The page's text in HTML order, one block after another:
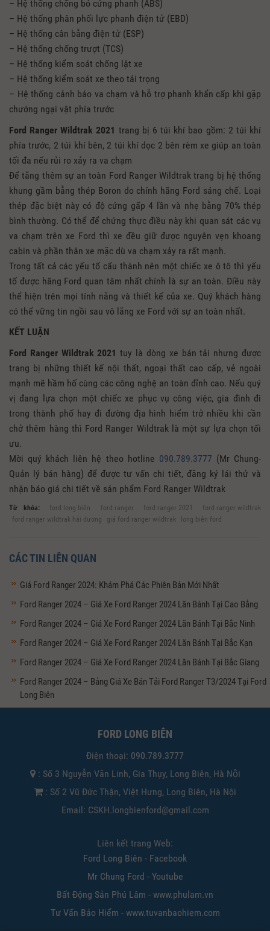
– Hệ thống chống bó cứng phanh (ABS)
– Hệ thống phân phối lực phanh điện tử (EBD)
– Hệ thống cân bằng điện tử (ESP)
– Hệ thống chống trượt (TCS)
– Hệ thống kiểm soát chống lật xe
– Hệ thống kiểm soát xe theo tải trọng
– Hệ thống cảnh báo va chạm và hỗ trợ phanh khẩn cấp khi gặp
chướng ngại vật phía trước
Ford Ranger Wildtrak 2021 trang bị 6 túi khí bao gồm: 2 túi khí
phía trước, 2 túi khí bên, 2 túi khí dọc 2 bên rèm xe giúp an toàn
tối đa nếu rủi ro xảy ra va chạm
Để tăng thêm sự an toàn Ford Ranger Wildtrak trang bị hệ thống
khung gầm bằng thép Boron do chính hãng Ford sáng chế. Loại
thép đặc biệt này có độ cứng gấp 4 lần và nhẹ bằng 70% thép
bình thường. Có thể để chứng thực điều này khi quan sát các vụ
va chạm trên xe Ford thì xe đều giữ được nguyên vẹn khoang
cabin và phần thân xe mặc dù va chạm xảy ra rất mạnh.
Trong tất cả các yếu tố cấu thành nên một chiếc xe ô tô thì yếu
tố được hãng Ford quan tâm nhất chính là sự an toàn. Điều này
thể hiện trên mọi tính năng và thiết kế của xe. Quý khách hàng
có thể vững tin ngồi sau vô lăng xe Ford với sự an toàn nhất.
KẾT LUẬN
Ford Ranger Wildtrak 2021 tuy là dòng xe bán tải nhưng được
trang bị những thiết kế nội thất, ngoại thất cao cấp, vẻ ngoài
mạnh mẽ hầm hố cùng các công nghệ an toàn đỉnh cao. Nếu quý
vị đang lựa chọn một chiếc xe phục vụ công việc, gia đình đi
trong thành phố hay đi đường địa hình hiểm trở nhiều khi cần
chở thêm hàng thì Ford Ranger Wildtrak là một sự lựa chọn tối
ưu.
Mời quý khách liên hệ theo hotline 090.789.3777 (Mr Chung-
Quản lý bán hàng) để được tư vấn chi tiết, đăng ký lái thử và
nhận báo giá chi tiết về sản phẩm Ford Ranger Wildtrak
Từ khóa: ford long biên ford ranger ford ranger 2021
ford ranger wildtrak
ford ranger wildtrak hải dương
giá ford ranger wildtrak long biên ford
CÁC TIN LIÊN QUAN
Giá Ford Ranger 2024: Khám Phá Các Phiên Bản Mới Nhất
Ford Ranger 2024 – Giá Xe Ford Ranger 2024 Lăn Bánh Tại Cao Bằng
Ford Ranger 2024 – Giá Xe Ford Ranger 2024 Lăn Bánh Tại Bắc Ninh
Ford Ranger 2024 – Giá Xe Ford Ranger 2024 Lăn Bánh Tại Bắc Kạn
Ford Ranger 2024 – Giá Xe Ford Ranger 2024 Lăn Bánh Tại Bắc Giang
Ford Ranger 2024 – Bảng Giá Xe Bán Tải Ford Ranger T3/2024 Tại Ford
Long Biên
FORD LONG BIÊN
Điện thoại: 090.789.3777
: Số 3 Nguyễn Văn Linh, Gia Thụy, Long Biên, Hà Nội
: Số 2 Vũ Đức Thận, Việt Hưng, Long Biên, Hà Nội
Email: CSKH.longbienford@gmail.com
Liên kết trang Web:
Ford Long Biên - Facebook
Mr Chung Ford - Youtube
Bất Động Sản Phú Lâm - www.phulam.vn
Tư Vấn Bảo Hiểm - www.tuvanbaohiem.com